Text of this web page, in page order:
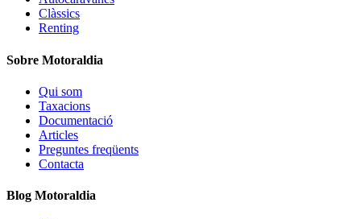
Clàssics
Renting
Sobre Motoraldia
Qui som
Taxacions
Documentació
Articles
Preguntes freqüents
Contacta
Blog Motoraldia